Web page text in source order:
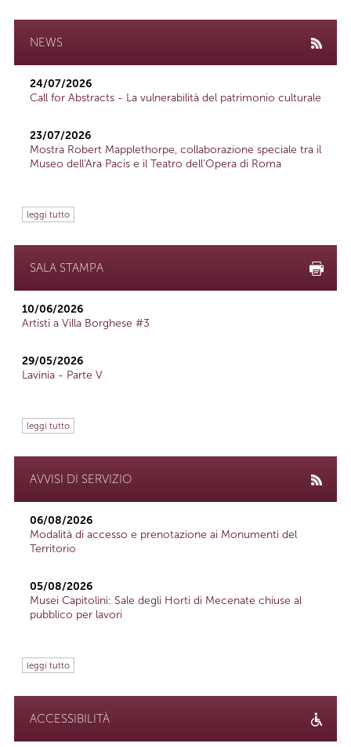
NEWS
24/07/2026
Call for Abstracts - La vulnerabilità del patrimonio culturale
23/07/2026
Mostra Robert Mapplethorpe, collaborazione speciale tra il
Museo dell'Ara Pacis e il Teatro dell'Opera di Roma
leggi tutto
SALA STAMPA
10/06/2026
Artisti a Villa Borghese #3
29/05/2026
Lavinia - Parte V
leggi tutto
AVVISI DI SERVIZIO
06/08/2026
Modalità di accesso e prenotazione ai Monumenti del
Territorio
05/08/2026
Musei Capitolini: Sale degli Horti di Mecenate chiuse al
pubblico per lavori
leggi tutto
ACCESSIBILITÀ